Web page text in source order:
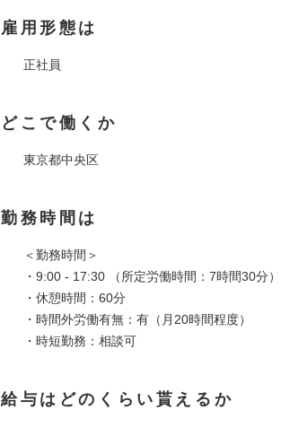
雇用形態は
正社員
どこで働くか
東京都中央区
勤務時間は
＜勤務時間＞
・9:00 - 17:30 （所定労働時間：7時間30分）
・休憩時間：60分
・時間外労働有無：有（月20時間程度）
・時短勤務：相談可
給与はどのくらい貰えるか